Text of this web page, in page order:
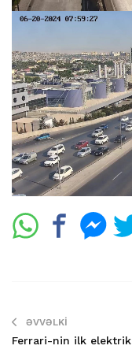
ƏVVƏLKI
Ferrari-nin ilk elektrik